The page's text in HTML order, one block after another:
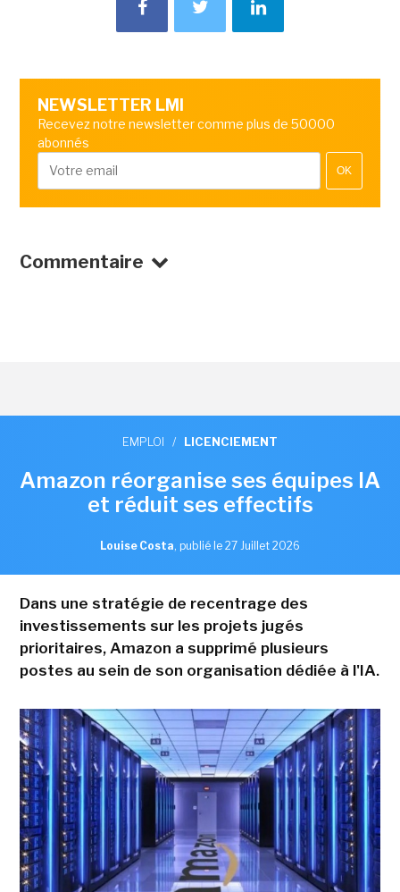
NEWSLETTER LMI
Recevez notre newsletter comme plus de 50000
abonnés
OK
Commentaire
EMPLOI / LICENCIEMENT
Amazon réorganise ses équipes IA
et réduit ses effectifs
Louise Costa, publié le 27 Juillet 2026
Dans une stratégie de recentrage des
investissements sur les projets jugés
prioritaires, Amazon a supprimé plusieurs
postes au sein de son organisation dédiée à l'IA.